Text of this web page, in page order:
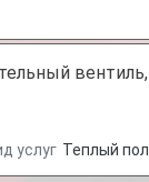
вентиль,
услуг Теплый пол